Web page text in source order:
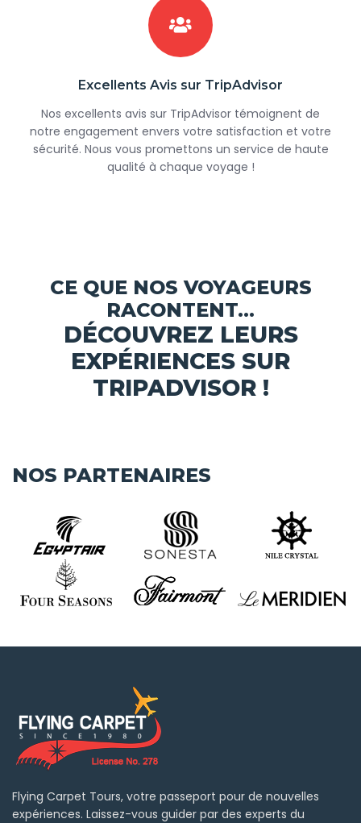
Excellents Avis sur TripAdvisor
Nos excellents avis sur TripAdvisor témoignent de
notre engagement envers votre satisfaction et votre
sécurité. Nous vous promettons un service de haute
qualité à chaque voyage !
CE QUE NOS VOYAGEURS
RACONTENT...
DÉCOUVREZ LEURS
EXPÉRIENCES SUR
TRIPADVISOR !
NOS PARTENAIRES
Flying Carpet Tours, votre passeport pour de nouvelles
expériences. Laissez-vous guider par des experts du